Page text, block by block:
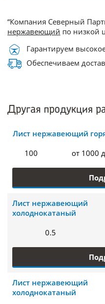
“Компания Северный
нержавеющий по низкой
Гарантируем
Обеспечиваем
Другая продукция
Лист нержавеющий
100
от 1000
Лист нержавеющий
холоднокатаный
0.5
Лист нержавеющий
холоднокатаный